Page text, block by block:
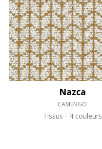
Nazca
CAMENGO
Tissus 4 couleurs